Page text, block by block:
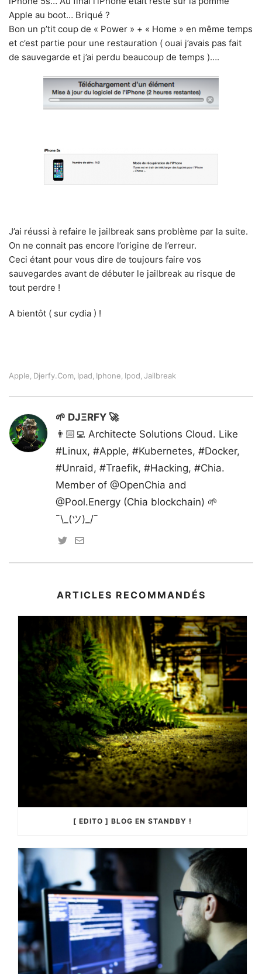
Apple au boot… Briqué ?
Bon un p’tit coup de « Power » + « Home » en même temps
et c’est partie pour une restauration ( ouai j’avais pas fait
de sauvegarde et j’ai perdu beaucoup de temps )….
J’ai réussi à refaire le jailbreak sans problème par la suite.
On ne connait pas encore l’origine de l’erreur.
Ceci étant pour vous dire de toujours faire vos
sauvegardes avant de débuter le jailbreak au risque de
tout perdre !
A bientôt ( sur cydia ) !
Apple Djerfy.com Ipad Iphone Ipod Jailbreak
🌱 DJΞRFY 🚀
👨🏻‍💻 Architecte Solutions Cloud. Like
#Linux, #Apple, #Kubernetes, #Docker,
#Unraid, #Traefik, #Hacking, #Chia.
Member of @OpenChia and
@Pool.Energy (Chia blockchain) 🌱
¯\_(ツ)_/¯
ARTICLES RECOMMANDÉS
[ EDITO ] BLOG EN STANDBY !